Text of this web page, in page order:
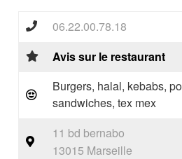
06.22.00.78.18
Avis sur le restaurant
Burgers, halal, kebabs,
sandwiches, tex mex
11 bd bernabo
13015 Marseille